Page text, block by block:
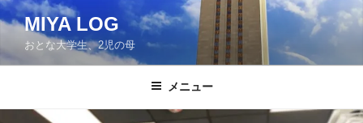
コ
ン
テ
ン
MIYA LOG
おとな大学生、2児の母
メニュー